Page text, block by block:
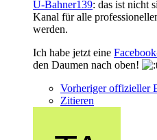
U-Bahner139: das ist nicht
Kanal für alle
werden.
Ich habe jetzt eine
den Daumen nach oben!
Vorheriger offizieller
Zitieren